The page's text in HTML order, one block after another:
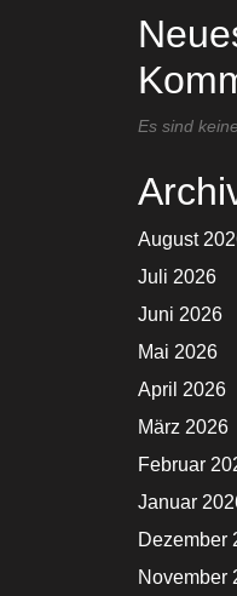
Es sind
August
Juli 2026
Juni 2026
Mai 2026
April 2026
März 2026
Februar
Januar
Dezember
November